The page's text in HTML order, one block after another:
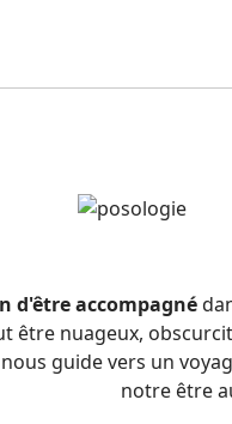
d'être accompagné
être nuageux,
guide vers un
notre être